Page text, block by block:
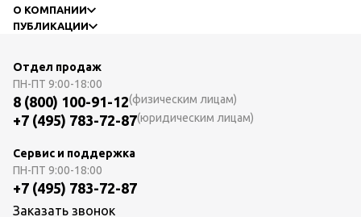
О КОМПАНИИ
ПУБЛИКАЦИИ
Отдел продаж
ПН-ПТ 9:00-18:00
8 (800) 100-91-12(физическим лицам)
+7 (495) 783-72-87(юридическим лицам)
Сервис и поддержка
ПН-ПТ 9:00-18:00
+7 (495) 783-72-87
Заказать звонок